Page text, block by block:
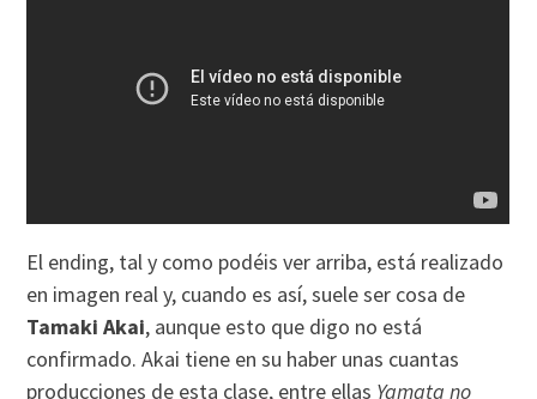
El ending, tal y como podéis ver arriba, está realizado
en imagen real y, cuando es así, suele ser cosa de
Tamaki Akai, aunque esto que digo no está
confirmado. Akai tiene en su haber unas cuantas
producciones de esta clase, entre ellas Yamata no